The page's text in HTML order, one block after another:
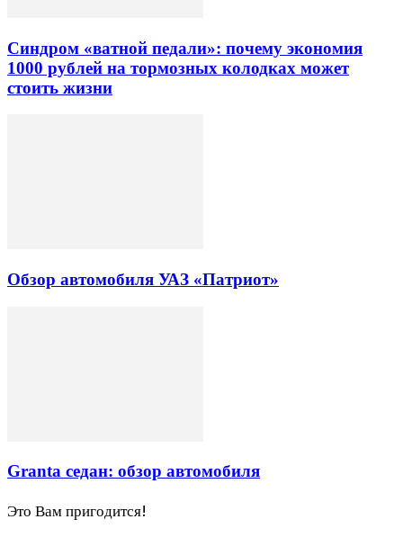
Синдром «ватной педали»: почему экономия
1000 рублей на тормозных колодках может
стоить жизни
Обзор автомобиля УАЗ «Патриот»
Granta седан: обзор автомобиля
Это Вам пригодится!